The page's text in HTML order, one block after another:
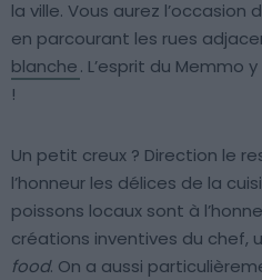
la ville. Vous aurez
en parcourant les rues
blanche. L’esprit du Memmo
!
Un petit creux ? Direction le
l’honneur les délices de la
poissons locaux sont à
créations inventives du chef,
food. On a aussi